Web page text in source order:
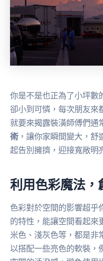
你是不是也正為了小坪數
卻小到可憐，每次朋友來
就要來揭露裝潢師傅們通
術，讓你家瞬間變大，舒
起告別擁擠，迎接寬敞明
利用色彩魔法，
色彩對於空間的影響超乎
的特性，能讓空間看起來
米色、淺灰色等，都是非
以搭配一些亮色的軟裝，